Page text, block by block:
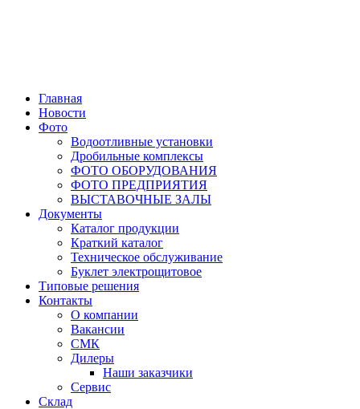
Главная
Новости
Фото
Водоотливные установки
Дробильные комплексы
ФОТО ОБОРУДОВАНИЯ
ФОТО ПРЕДПРИЯТИЯ
ВЫСТАВОЧНЫЕ ЗАЛЫ
Документы
Каталог продукции
Краткий каталог
Техническое обслуживание
Буклет электрощитовое
Типовые решения
Контакты
О компании
Вакансии
СМК
Дилеры
Наши заказчики
Сервис
Склад